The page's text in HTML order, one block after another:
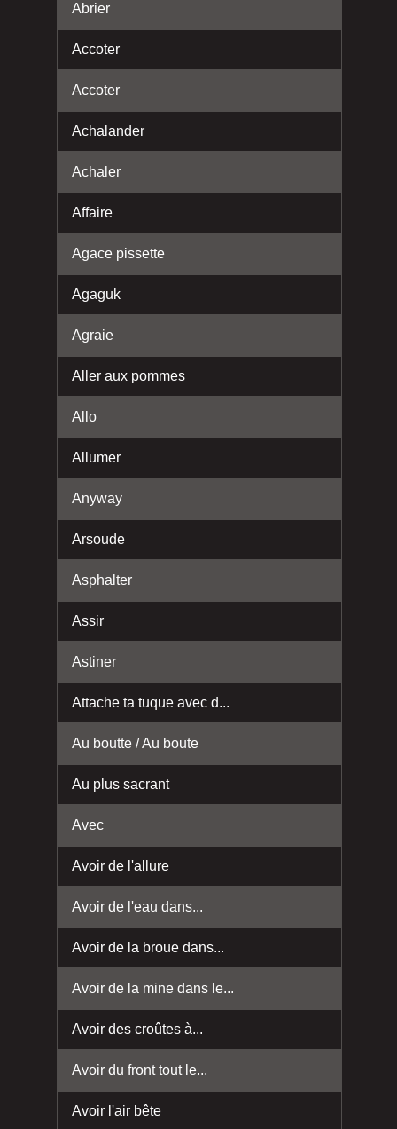
Abrier
Accoter
Accoter
Achalander
Achaler
Affaire
Agace pissette
Agaguk
Agraie
Aller aux pommes
Allo
Allumer
Anyway
Arsoude
Asphalter
Assir
Astiner
Attache ta tuque avec d...
Au boutte / Au boute
Au plus sacrant
Avec
Avoir de l'allure
Avoir de l'eau dans...
Avoir de la broue dans...
Avoir de la mine dans le...
Avoir des croûtes à...
Avoir du front tout le...
Avoir l'air bête